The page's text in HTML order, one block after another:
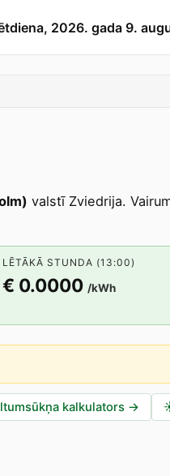
2026. gada 9.
valstī Zviedrija.
LĒTĀKĀ STUNDA (13:00)
€ 0.0000 /kWh
kalkulators →